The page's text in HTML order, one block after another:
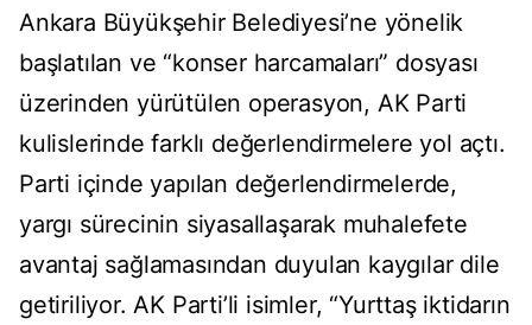
Ankara Büyükşehir Belediyesi’ne yönelik
başlatılan ve “konser harcamaları” dosyası
üzerinden yürütülen operasyon, AK Parti
kulislerinde farklı değerlendirmelere yol açtı.
Parti içinde yapılan değerlendirmelerde,
yargı sürecinin siyasallaşarak muhalefete
avantaj sağlamasından duyulan kaygılar dile
getiriliyor. AK Parti’li isimler, “Yurttaş iktidarın